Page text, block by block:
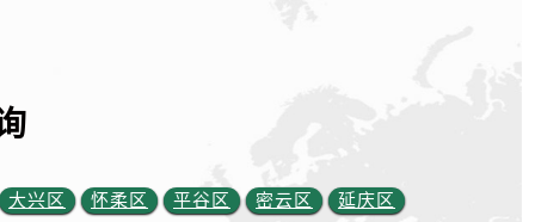
大兴区 怀柔区 平谷区 密云区 延庆区